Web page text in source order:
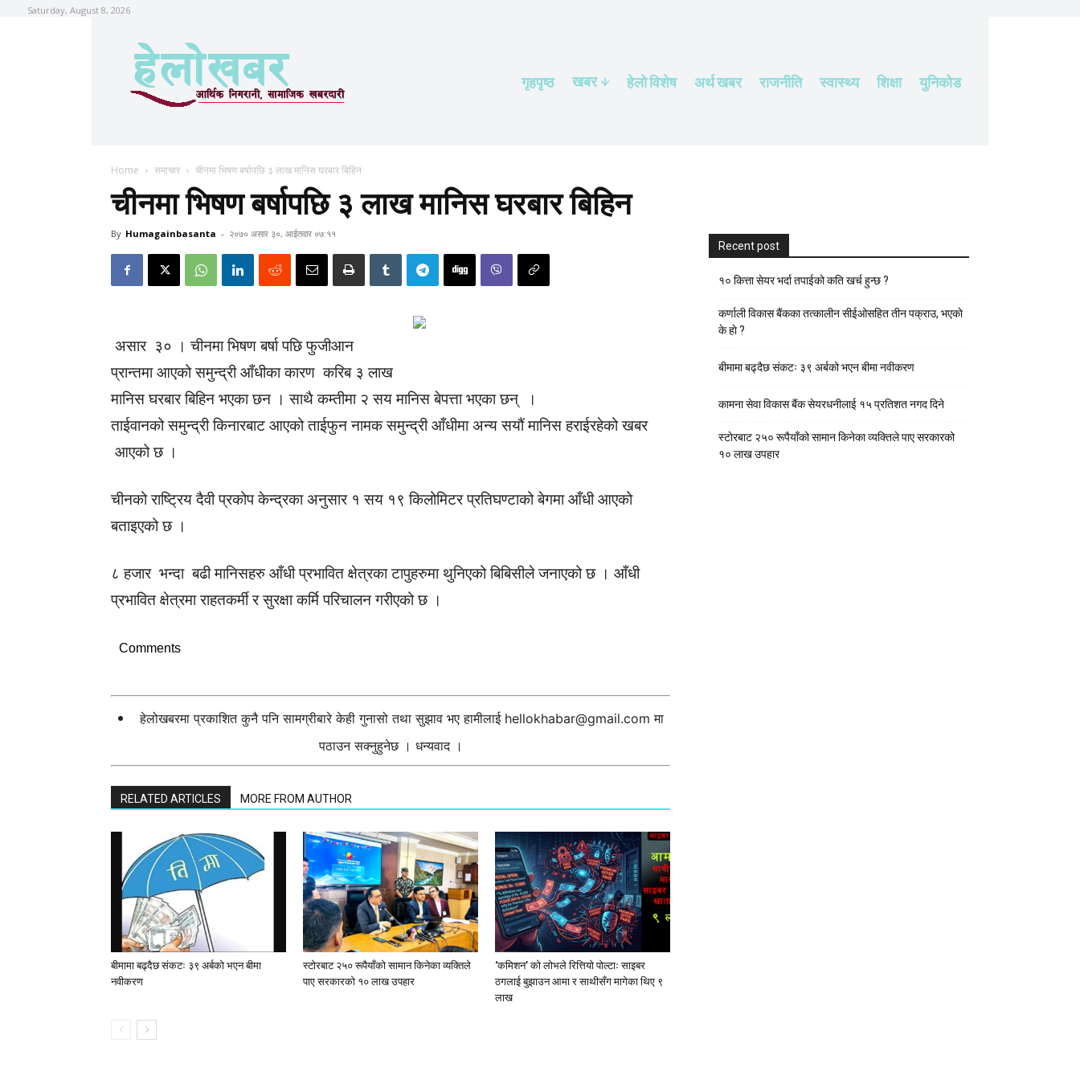
Saturday, August 8, 2026
गृहपृष्ठ खबर हेलाे विशेष अर्थ खबर राजनीति स्वास्थ्य शिक्षा युनिकोड
Home समाचार चीनमा भिषण बर्षापछि ३ लाख मानिस घरबार बिहिन
चीनमा भिषण बर्षापछि ३ लाख मानिस घरबार बिहिन
By Humagainbasanta - २०७० असार ३०, आईतवार ०७:११
असार ३० । चीनमा भिषण बर्षा पछि फुजीआन
प्रान्तमा आएको समुन्द्री आँधीका कारण करिब ३ लाख
मानिस घरबार बिहिन भएका छन । साथै कम्तीमा २ सय मानिस बेपत्ता भएका छन् ।
ताईवानको समुन्द्री किनारबाट आएको ताईफुन नामक समुन्द्री आँधीमा अन्य सयौं मानिस हराईरहेको खबर
आएको छ ।
चीनको राष्ट्रिय दैवी प्रकोप केन्द्रका अनुसार १ सय १९ किलोमिटर प्रतिघण्टाको बेगमा आँधी आएको
बताइएको छ ।
८ हजार भन्दा बढी मानिसहरु आँधी प्रभावित क्षेत्रका टापुहरुमा थुनिएको बिबिसीले जनाएको छ । आँधी
प्रभावित क्षेत्रमा राहतकर्मी र सुरक्षा कर्मि परिचालन गरीएको छ ।
Comments
हेलोखबरमा प्रकाशित कुनै पनि सामग्रीबारे केही गुनासो तथा सुझाव भए हामीलाई hellokhabar@gmail.com मा
पठाउन सक्नुहुनेछ । धन्यवाद ।
RELATED ARTICLES MORE FROM AUTHOR
बीमामा बढ्दैछ संकटः ३९ अर्बको भएन बीमा
नवीकरण
स्टाेरबाट २५० रूपैयाँको सामान किनेका व्यक्तिले
पाए सरकारको १० लाख उपहार
‘कमिशन’ को लोभले रित्तियो पोल्टाः साइबर
ठगलाई बुझाउन आमा र साथीसँग मागेका थिए ९
लाख
Recent post
१० कित्ता सेयर भर्दा तपाईको कति खर्च हुन्छ ?
कर्णाली विकास बैंकका तत्कालीन सीईओसहित तीन पक्राउ, भएकाे
के हाे ?
बीमामा बढ्दैछ संकटः ३९ अर्बको भएन बीमा नवीकरण
कामना सेवा विकास बैंक सेयरधनीलाई १५ प्रतिशत नगद दिने
स्टाेरबाट २५० रूपैयाँको सामान किनेका व्यक्तिले पाए सरकारको
१० लाख उपहार